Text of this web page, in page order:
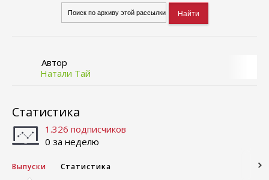
Автор
Натали Тай
Статистика
1.326 подписчиков
0 за неделю
Выпуски Статистика